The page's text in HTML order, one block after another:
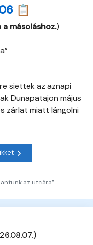
📋
másoláshoz.)
siettek az aznapi
Dunapatajon május
zárlat miatt lángolni
az utcára”